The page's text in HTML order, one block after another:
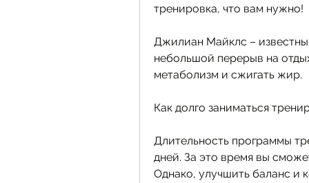
тренировка, что вам нужно!
Джилиан Майклс –
небольшой перерыв на
метаболизм и сжигать жир.
Как долго заниматься
Длительность программы
дней. За это время вы
Однако, улучшить баланс и